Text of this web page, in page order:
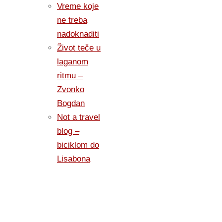
Vreme koje
ne treba
nadoknaditi
Život teče u
laganom
ritmu –
Zvonko
Bogdan
Not a travel
blog –
biciklom do
Lisabona